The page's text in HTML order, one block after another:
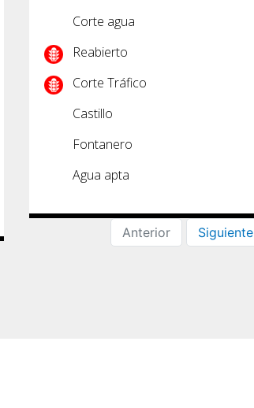
Corte agua
Reabierto
Corte Tráfico
Castillo
Fontanero
Agua apta
Anterior Siguiente